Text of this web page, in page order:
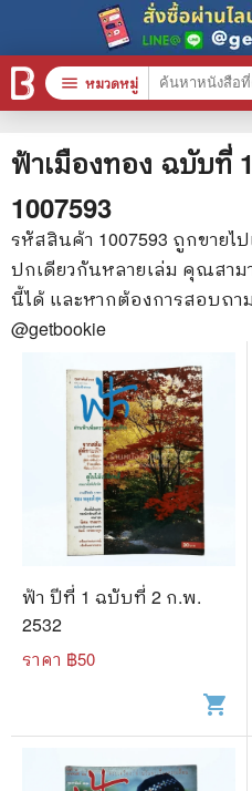
ฟ้าเมืองทอง ฉบับที่
1007593
รหัสสินค้า 1007593 ถูกขายไ
ปกเดียวกันหลายเล่ม คุณสาม
นี้ได้ และหากต้องการสอบถา
@getbookie
ฟ้า ปีที่ 1 ฉบับที่ 2 ก.พ.
2532
ราคา ฿50
shopping_cart
menu หมวดหมู่
หมวด
หนังสือทั้งหมด
stars สินค้าใช้เฉพาะแต้มเท่านั้น
📚 หนังสือทั่วไป
🦄 วรรณกรรม นิยาย เรื่องสั้น
🎓 การศึกษา
😼 หนังสือการ์ตูน
🐲 หนังสือเด็ก
📕 นิตยสาร
🌎 International Books
🎲 Board Game
📅 สินค้าอื่นๆ